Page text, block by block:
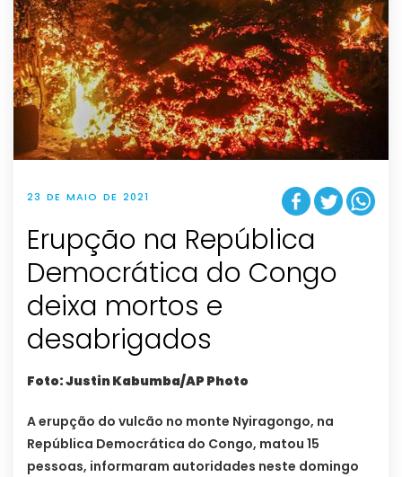
23 DE MAIO DE 2021
Erupção na República
Democrática do Congo
deixa mortos e
desabrigados
Foto: Justin Kabumba/AP Photo
A erupção do vulcão no monte Nyiragongo, na
República Democrática do Congo, matou 15
pessoas, informaram autoridades neste domingo